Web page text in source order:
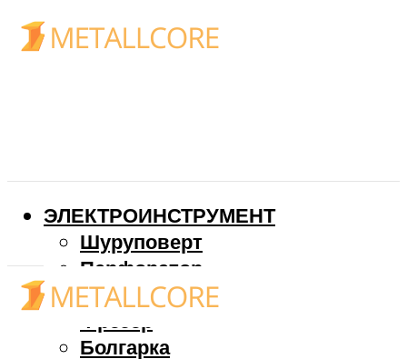
ЭЛЕКТРОИНСТРУМЕНТ
Шуруповерт
Перфоратор
Дрель
Фрезер
Болгарка